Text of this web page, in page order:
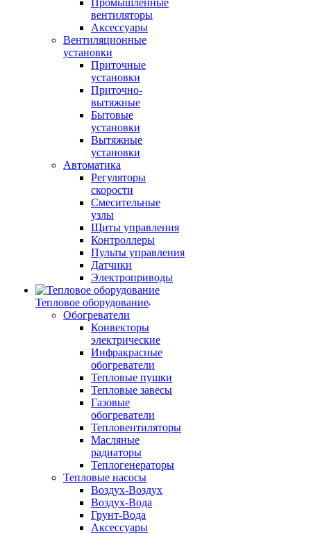
Промышленные
вентиляторы
Аксессуары
Вентиляционные
установки
Приточные
установки
Приточно-
вытяжные
Бытовые
установки
Вытяжные
установки
Автоматика
Регуляторы
скорости
Смесительные
узлы
Щиты управления
Контроллеры
Пульты управления
Датчики
Электроприводы
Тепловое оборудование
Обогреватели
Конвекторы
электрические
Инфракрасные
обогреватели
Тепловые пушки
Тепловые завесы
Газовые
обогреватели
Тепловентиляторы
Масляные
радиаторы
Теплогенераторы
Тепловые насосы
Воздух-Воздух
Воздух-Вода
Грунт-Вода
Аксессуары